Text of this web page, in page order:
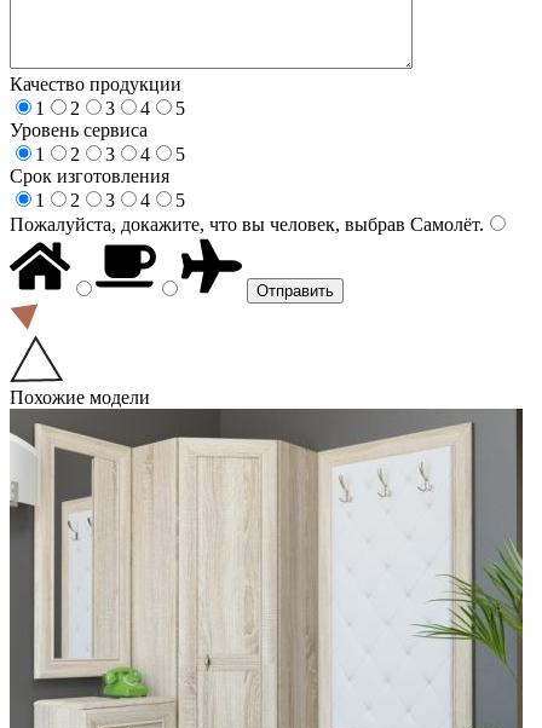
Качество продукции
1
2 3 4
5
Уровень сервиса
1
2 3 4
5
Срок изготовления
1
2 3 4
5
Пожалуйста, докажите, что вы человек, выбрав Самолёт.
Похожие модели